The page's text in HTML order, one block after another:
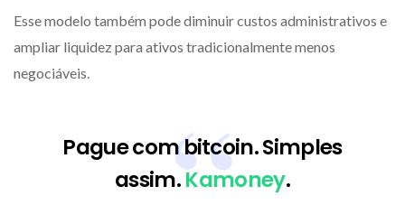
Esse modelo também pode diminuir custos administrativos e
ampliar liquidez para ativos tradicionalmente menos
negociáveis.
Pague com bitcoin. Simples
assim.Kamoney.